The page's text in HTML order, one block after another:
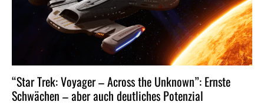
“Star Trek: Voyager – Across the Unknown”: Ernste
Schwächen – aber auch deutliches Potenzial